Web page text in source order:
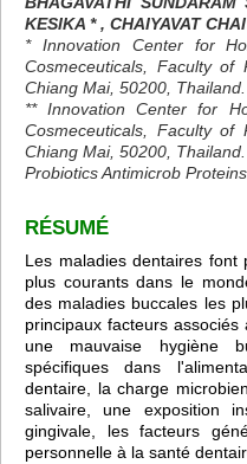
KESIKA * , CHAIYAVAT
* Innovation Center for
Cosmeceuticals, Faculty of
Chiang Mai, 50200, Thailand.
** Innovation Center for
Cosmeceuticals, Faculty of
Chiang Mai, 50200, Thailand.
Probiotics Antimicrob
RÉSUMÉ
Les maladies dentaires
plus courants dans le
des maladies buccales les
principaux facteurs
une mauvaise hygiène
spécifiques dans
dentaire, la charge
salivaire, une exposition
gingivale, les facteurs
personnelle à la santé